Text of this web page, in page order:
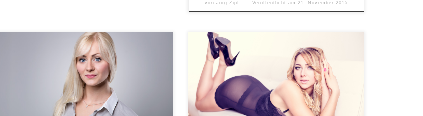
vonJörg Zipf Veröffentlicht am 21. November 2015
Nicht jeder hat einen zweiten Blitz und kann schon
beim Fotografieren von einem Portrait den
Hintergrund mit einem Blitz anblitzen, um diesen
aufzuhellen und einen Schein bzw. einen Verlauf zu
erzeugen. Dazu gibt es eine einfache Möglichkeit in
Photoshop. Man stellt die Person frei und fügt einen
Mein Workflow bei der Fotobearbeitung Ich wurde ab
und zu schonÂ gefragt wie mein Workflow bei der
Fotobearbeitung aussieht und wie ich eine
Beautyretusche in Photoshop mache. Gestern hab ich
ganz einfach mal eine Bearbeitung aufgenommen
und ein kleines „Speedretusche“ Video daraus
gemacht. Auf dem Foto ist das Playmate Jessica